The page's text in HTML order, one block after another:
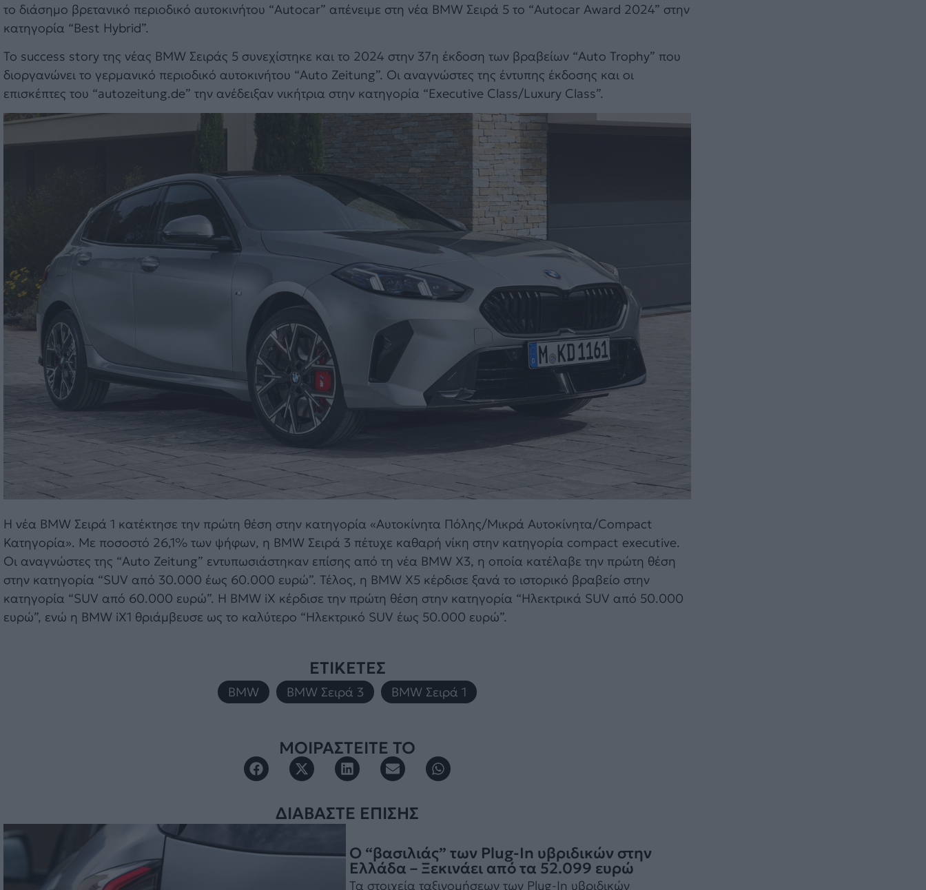
το διάσημο βρετανικό περιοδικό αυτοκινήτου “Autocar” απένειμε στη νέα BMW Σειρά 5 το “Autocar Award 2024” στην
κατηγορία “Best Hybrid”.
Το success story της νέας BMW Σειράς 5 συνεχίστηκε και το 2024 στην 37η έκδοση των βραβείων “Auto Trophy” που
διοργανώνει το γερμανικό περιοδικό αυτοκινήτου “Auto Zeitung”. Οι αναγνώστες της έντυπης έκδοσης και οι
επισκέπτες του “autozeitung.de” την ανέδειξαν νικήτρια στην κατηγορία “Executive Class/Luxury Class”.
Η νέα BMW Σειρά 1 κατέκτησε την πρώτη θέση στην κατηγορία «Αυτοκίνητα Πόλης/Μικρά Αυτοκίνητα/Compact
Κατηγορία». Με ποσοστό 26,1% των ψήφων, η BMW Σειρά 3 πέτυχε καθαρή νίκη στην κατηγορία compact executive.
Οι αναγνώστες της “Auto Zeitung” εντυπωσιάστηκαν επίσης από τη νέα BMW X3, η οποία κατέλαβε την πρώτη θέση
στην κατηγορία “SUV από 30.000 έως 60.000 ευρώ”. Τέλος, η BMW X5 κέρδισε ξανά το ιστορικό βραβείο στην
κατηγορία “SUV από 60.000 ευρώ”. Η BMW iX κέρδισε την πρώτη θέση στην κατηγορία “Ηλεκτρικά SUV από 50.000
ευρώ”, ενώ η BMW iX1 θριάμβευσε ως το καλύτερο “Ηλεκτρικό SUV έως 50.000 ευρώ”.
ΕΤΙΚΕΤΕΣ
BMW BMW Σειρά 3 BMW Σειρά 1
ΜΟΙΡΑΣΤΕΙΤΕ ΤΟ
ΔΙΑΒΑΣΤΕ ΕΠΙΣΗΣ
Ο “βασιλιάς” των Plug-In υβριδικών στην
Ελλάδα – Ξεκινάει από τα 52.099 ευρώ
Τα στοιχεία ταξινομήσεων των Plug-In υβριδικών